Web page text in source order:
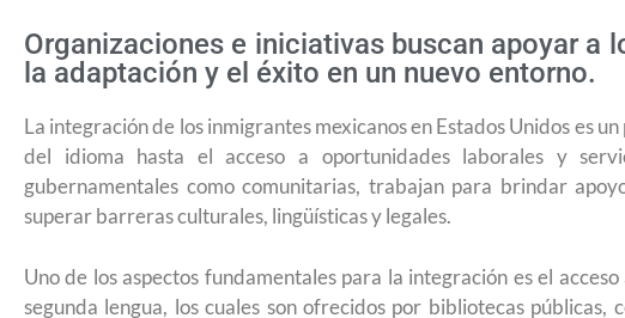
Organizaciones e iniciativas buscan apoyar a
la adaptación y el éxito en un nuevo entorno.
La integración de los inmigrantes mexicanos en Estados Unidos es
del idioma hasta el acceso a oportunidades laborales y
gubernamentales como comunitarias, trabajan para brindar
superar barreras culturales, lingüísticas y legales.
Uno de los aspectos fundamentales para la integración es el
segunda lengua, los cuales son ofrecidos por bibliotecas